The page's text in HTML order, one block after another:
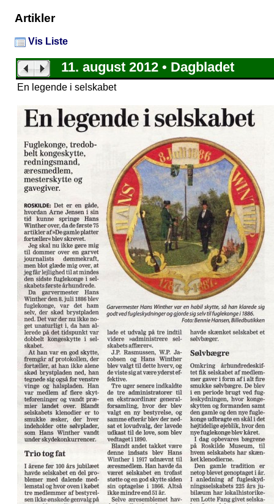
Artikler
Vis Liste
11. august 2012 • Dagbladet
En legende i selskabet